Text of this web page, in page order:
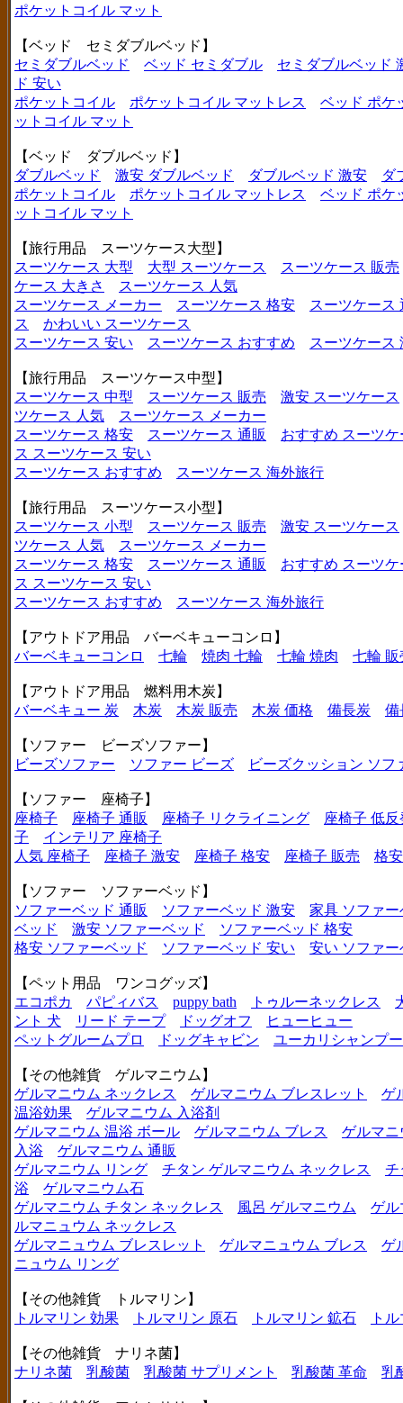
ポケットコイル マット
【ベッド セミダブルベッド】
セミダブルベッド
ベッド セミダブル
セミダブルベッド
ド 安い
ポケットコイル
ポケットコイル マットレス
ベッド ポケ
ットコイル マット
【ベッド ダブルベッド】
ダブルベッド
激安 ダブルベッド ダブルベッド 激安
ダ
ポケットコイル
ポケットコイル マットレス
ベッド ポケ
ットコイル マット
【旅行用品 スーツケース大型】
スーツケース 大型
大型 スーツケース
スーツケース 販売
ケース 大きさ
スーツケース 人気
スーツケース メーカー
スーツケース 格安
スーツケース
ス
かわいい スーツケース
スーツケース 安い
スーツケース おすすめ スーツケース
【旅行用品 スーツケース中型】
スーツケース 中型
スーツケース 販売
激安 スーツケース
ツケース 人気
スーツケース メーカー
スーツケース 格安
スーツケース 通販
おすすめ スーツケ
ス スーツケース 安い
スーツケース おすすめ
スーツケース 海外旅行
【旅行用品 スーツケース小型】
スーツケース 小型
スーツケース 販売
激安 スーツケース
ツケース 人気
スーツケース メーカー
スーツケース 格安
スーツケース 通販
おすすめ スーツケ
ス スーツケース 安い
スーツケース おすすめ
スーツケース 海外旅行
【アウトドア用品 バーベキューコンロ】
バーベキューコンロ
七輪 焼肉 七輪 七輪 焼肉 七輪 販
【アウトドア用品 燃料用木炭】
バーベキュー 炭
木炭 木炭 販売 木炭 価格 備長炭 備
【ソファー ビーズソファー】
ビーズソファー
ソファー ビーズ ビーズクッション ソフ
【ソファー 座椅子】
座椅子
座椅子 通販 座椅子 リクライニング
座椅子 低反
子
インテリア 座椅子
人気 座椅子
座椅子 激安 座椅子 格安 座椅子 販売 格
【ソファー ソファーベッド】
ソファーベッド 通販
ソファーベッド 激安
家具 ソファー
ベッド
激安 ソファーベッド
ソファーベッド 格安
格安 ソファーベッド
ソファーベッド 安い 安い ソファー
【ペット用品 ワンコグッズ】
エコポカ
パピィバス puppy bath トゥルーネックレス
ント 犬
リード テープ ドッグオフ
ヒューヒュー
ペットグルームプロ
ドッグキャビン ユーカリシャンプー
【その他雑貨 ゲルマニウム】
ゲルマニウム ネックレス
ゲルマニウム ブレスレット
ゲ
温浴効果
ゲルマニウム 入浴剤
ゲルマニウム 温浴 ボール
ゲルマニウム ブレス
ゲルマニ
入浴
ゲルマニウム 通販
ゲルマニウム リング
チタン ゲルマニウム ネックレス
チ
浴
ゲルマニウム石
ゲルマニウム チタン ネックレス
風呂 ゲルマニウム
ゲル
ルマニュウム ネックレス
ゲルマニュウム ブレスレット
ゲルマニュウム ブレス
ゲ
ニュウム リング
【その他雑貨 トルマリン】
トルマリン 効果
トルマリン 原石 トルマリン 鉱石 ト
【その他雑貨 ナリネ菌】
ナリネ菌
乳酸菌 乳酸菌 サプリメント 乳酸菌 革命 乳